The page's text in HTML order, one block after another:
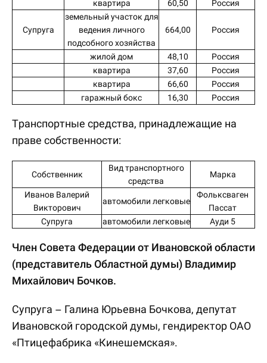
квартира
60,50 Россия
Супруга
земельный участок для
ведения личного
подсобного хозяйства
664,00 Россия
жилой дом 48,10
Россия
квартира
37,60
Россия
квартира
66,60
Россия
гаражный бокс
16,30 Россия
Транспортные средства, принадлежащие на
праве собственности:
Собственник
Вид транспортного
средства
Марка
Иванов Валерий
Викторович
автомобили легковые
Фольксваген
Пассат
Супруга
автомобили легковые Ауди 5
Член Совета Федерации от Ивановской области
(представитель Областной думы) Владимир
Михайлович Бочков.
Супруга – Галина Юрьевна Бочкова, депутат
Ивановской городской думы, гендиректор ОАО
«Птицефабрика «Кинешемская».